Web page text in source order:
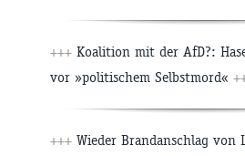
+++ Koalition mit der AfD?:
vor »politischem Selbstmord«
+++ Wieder Brandanschlag von